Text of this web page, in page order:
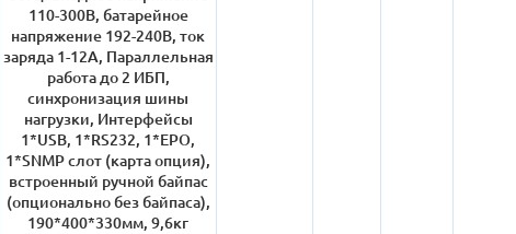
110-300В, батарейное
напряжение 192-240В, ток
заряда 1-12А, Параллельная
работа до 2 ИБП,
синхронизация шины
нагрузки, Интерфейсы
1*USB, 1*RS232, 1*EPO,
1*SNMP слот (карта опция),
встроенный ручной байпас
(опционально без байпаса),
190*400*330мм, 9,6кг